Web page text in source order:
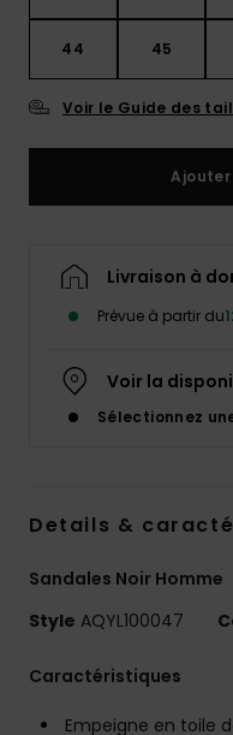
44 45
Voir le Guide des
Livraison à
Prévue à partir du
Voir la
Sélectionnez
Details &
Sandales Noir Homme
Style AQYL100047
Caractéristiques
Empeigne en toile